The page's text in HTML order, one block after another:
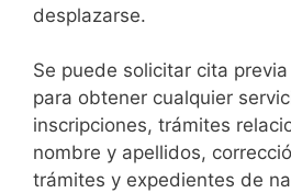
desplazarse.​
Se puede solicitar cita
para obtener cualquier
inscripciones, trámites
nombre y apellidos,
trámites y expedientes de